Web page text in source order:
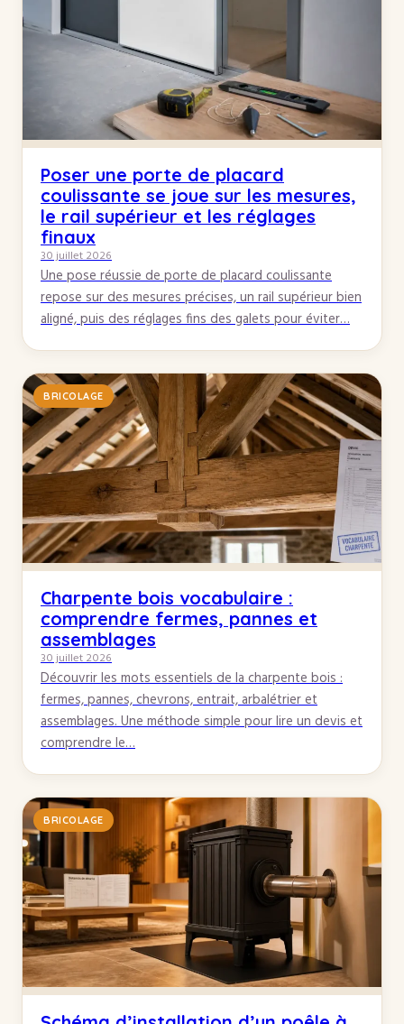
Poser une porte de placard
coulissante se joue sur les mesures,
le rail supérieur et les réglages
finaux
30 juillet 2026
Une pose réussie de porte de placard coulissante
repose sur des mesures précises, un rail supérieur bien
aligné, puis des réglages fins des galets pour éviter…
BRICOLAGE
Charpente bois vocabulaire :
comprendre fermes, pannes et
assemblages
30 juillet 2026
Découvrir les mots essentiels de la charpente bois :
fermes, pannes, chevrons, entrait, arbalétrier et
assemblages. Une méthode simple pour lire un devis et
comprendre le…
BRICOLAGE